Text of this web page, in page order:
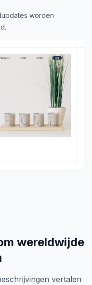
worden
wereldwijde
vertalen